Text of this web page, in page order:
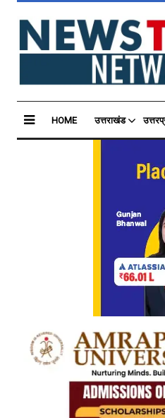
HOME उत्तराखंड